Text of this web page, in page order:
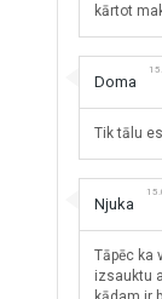
kārtot
Doma
Tik tālu
Njuka
Tāpēc ka
izsauktu